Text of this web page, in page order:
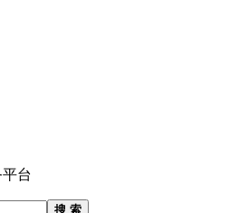
台
搜 索